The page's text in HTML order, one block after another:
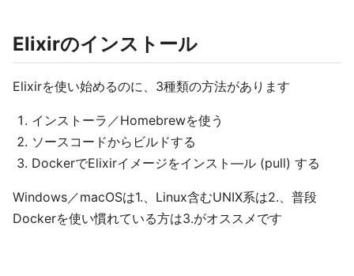
Elixirのインストール
Elixirを使い始めるのに、3種類の方法があります
インストーラ／Homebrewを使う
ソースコードからビルドする
DockerでElixirイメージをインスト―ル (pull) する
Windows／macOSは1.、Linux含むUNIX系は2.、普段
Dockerを使い慣れている方は3.がオススメです